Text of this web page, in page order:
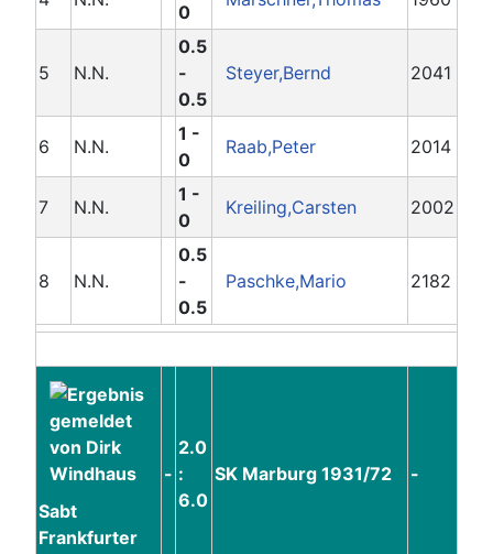
0
5 N.N.
0.5
-
0.5
Steyer,Bernd 2041
6 N.N.
1 -
0
Raab,Peter 2014
7 N.N.
1 -
0
Kreiling,Carsten 2002
8 N.N.
0.5
-
0.5
Paschke,Mario 2182
Sabt
Frankfurter
-
2.0
:
6.0
SK Marburg 1931/72 -